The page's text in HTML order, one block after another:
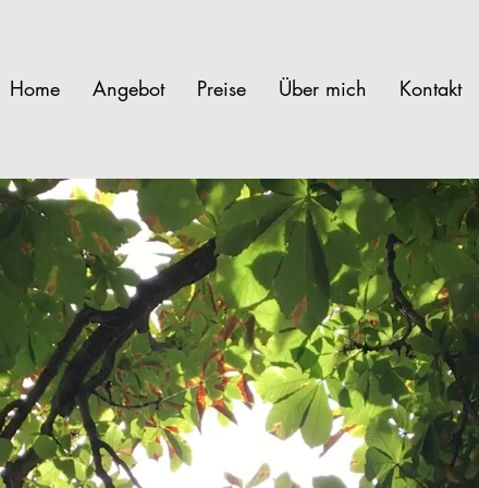
Home Angebot Preise Über mich Kontakt